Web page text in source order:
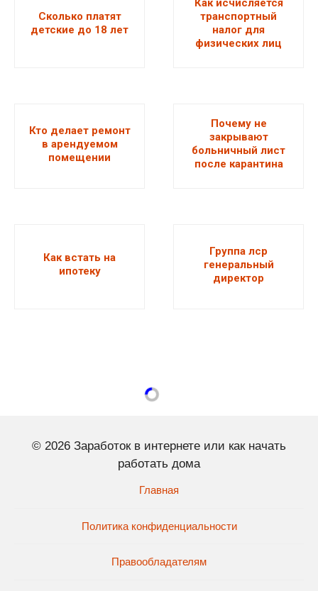
Сколько платят
детские до 18 лет
Как исчисляется
транспортный
налог для
физических лиц
Кто делает ремонт
в арендуемом
помещении
Почему не
закрывают
больничный лист
после карантина
Как встать на
ипотеку
Группа лср
генеральный
директор
© 2026 Заработок в интернете или как начать
работать дома
Главная
Политика конфиденциальности
Правообладателям